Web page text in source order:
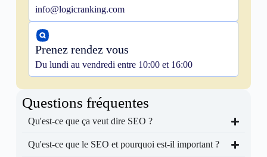
info@logicranking.com
Prenez rendez vous
Du lundi au vendredi entre 10:00 et 16:00
Questions fréquentes
Qu'est-ce que ça veut dire SEO ?
Qu'est-ce que le SEO et pourquoi est-il important ?